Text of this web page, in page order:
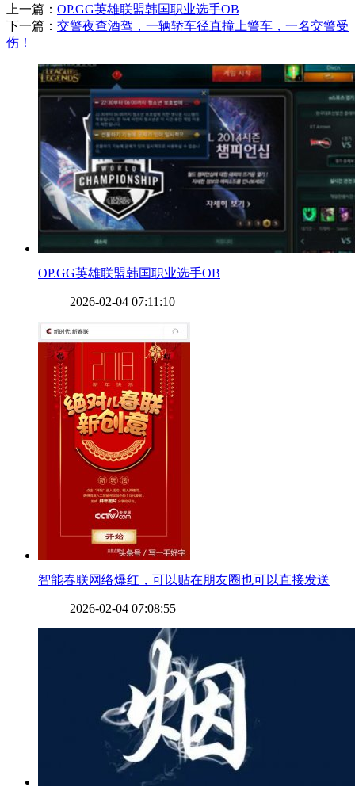
上一篇： ​OP.GG英雄联盟韩国职业选手OB
下一篇： ​交警夜查酒驾，一辆轿车径直撞上警车，一名交警受
伤！
​OP.GG英雄联盟韩国职业选手OB
2026-02-04 07:11:10
​智能春联网络爆红，可以贴在朋友圈也可以直接发送
2026-02-04 07:08:55